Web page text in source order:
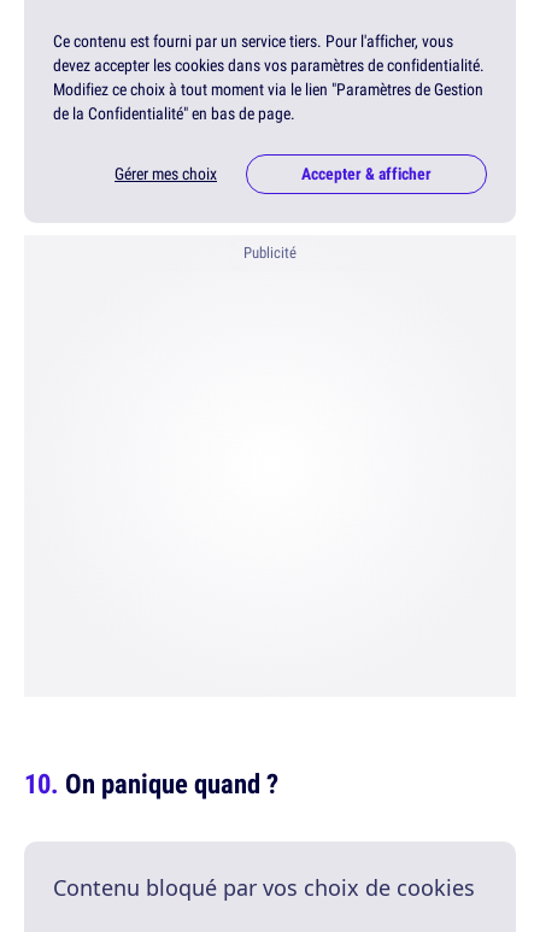
Ce contenu est fourni par un service tiers. Pour l'afficher, vous
devez accepter les cookies dans vos paramètres de confidentialité.
Modifiez ce choix à tout moment via le lien "Paramètres de Gestion
de la Confidentialité" en bas de page.
Gérer mes choix Accepter & afficher
Publicité
On panique quand ?
Contenu bloqué par vos choix de cookies